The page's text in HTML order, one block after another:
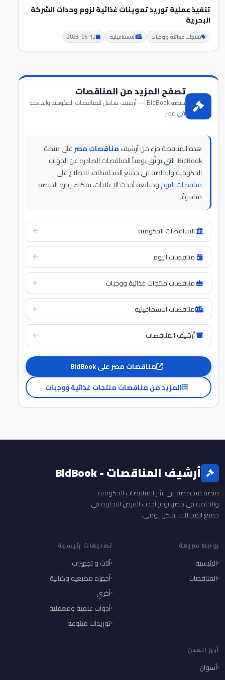
تنفيذ عملية توريد تموينات غذائية لزوم وحدات الشركة
البحرية
منتجات غذائية ووجبات الاسماعيليه 2023-06-12
تصفح المزيد من المناقصات
منصة BidBook — أرشيف شامل للمناقصات الحكومية والخاصة
في مصر
هذه المناقصة جزء من أرشيفمناقصات مصرعلى منصة
BidBook، التي توثّق يومياً المناقصات الصادرة عن الجهات
الحكومية والخاصة في جميع المحافظات. للاطلاع على
مناقصات اليومومتابعة أحدث الإعلانات، يمكنك زيارة المنصة
مباشرةً.
المناقصات الحكومية
مناقصات اليوم
مناقصات منتجات غذائية ووجبات
مناقصات الاسماعيليه
أرشيف المناقصات
مناقصات مصر على BidBook
المزيد من مناقصات منتجات غذائية ووجبات
أرشيف المناقصات - BidBook
منصة متخصصة في نشر المناقصات الحكومية
والخاصة في مصر. نوفر أحدث الفرص التجارية في
جميع المجالات بشكل يومي.
روابط سريعة
الرئيسية
المناقصات
تصنيفات رئيسية
أثاث و تجهيزات
أجهزه مطبعيه وكتابية
أخري
أدوات علمية ومعملية
توريدات متنوعه
أبرز المدن
أسوان